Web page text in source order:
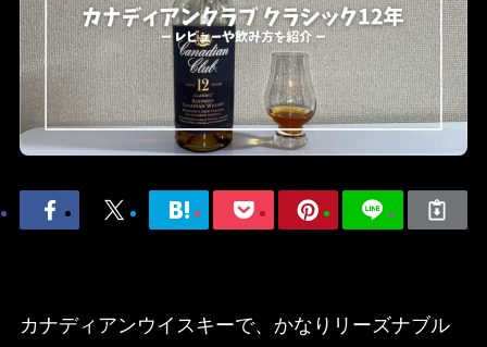
カナディアンウイスキーで、かなりリーズナブル